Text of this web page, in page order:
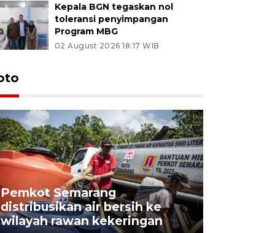
Kepala BGN tegaskan nol
toleransi penyimpangan
Program MBG
02 August 2026 18:17 WIB
Pemkot Semarang
distribusikan air bersih ke
wilayah rawan kekeringan